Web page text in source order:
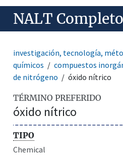
NALT Completo
investigación, tecnología,
químicos
compuestos
de nitrógeno
óxido nítrico
TÉRMINO PREFERIDO
óxido nítrico
TIPO
Chemical